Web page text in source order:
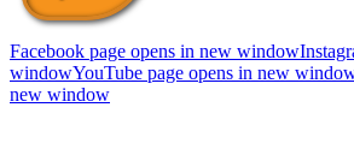
Facebook page opens in new window
windowYouTube page opens in new
new window